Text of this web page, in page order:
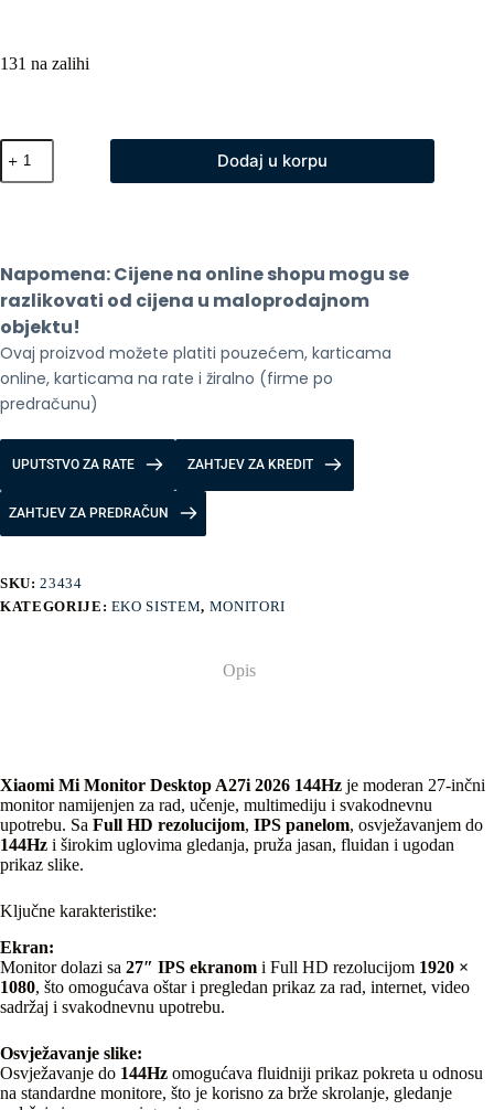
131 na zalihi
Xiaomi
Mi
Monitor
količina
Dodaj u korpu
Napomena: Cijene na online shopu mogu se
razlikovati od cijena u maloprodajnom
objektu!
Ovaj proizvod možete platiti pouzećem, karticama
online, karticama na rate i žiralno (firme po
predračunu)
UPUTSTVO ZA RATE ZAHTJEV ZA KREDIT
ZAHTJEV ZA PREDRAČUN
SKU:23434
KATEGORIJE: EKO SISTEM, MONITORI
Opis
Xiaomi Mi Monitor Desktop A27i 2026 144Hz je moderan 27-inčni
monitor namijenjen za rad, učenje, multimediju i svakodnevnu
upotrebu. Sa Full HD rezolucijom, IPS panelom, osvježavanjem do
144Hz i širokim uglovima gledanja, pruža jasan, fluidan i ugodan
prikaz slike.
Ključne karakteristike:
Ekran:
Monitor dolazi sa 27″ IPS ekranom i Full HD rezolucijom 1920 ×
1080, što omogućava oštar i pregledan prikaz za rad, internet, video
sadržaj i svakodnevnu upotrebu.
Osvježavanje slike:
Osvježavanje do 144Hz omogućava fluidniji prikaz pokreta u odnosu
na standardne monitore, što je korisno za brže skrolanje, gledanje